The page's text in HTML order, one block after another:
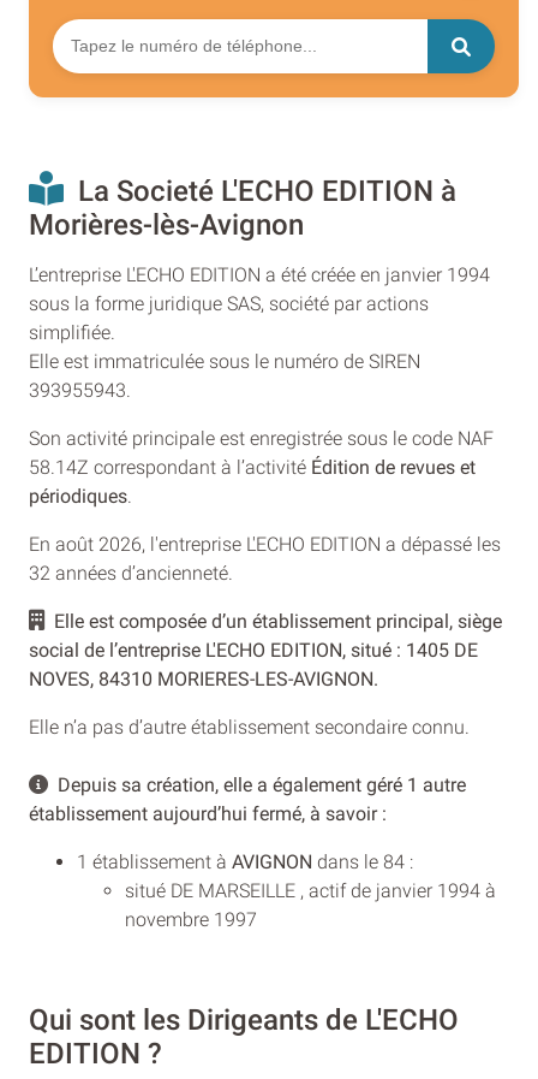
La Societé L'ECHO EDITION à
Morières-lès-Avignon
L’entreprise L'ECHO EDITION a été créée en janvier 1994
sous la forme juridique SAS, société par actions
simplifiée.
Elle est immatriculée sous le numéro de SIREN
393955943.
Son activité principale est enregistrée sous le code NAF
58.14Z correspondant à l’activité Édition de revues et
périodiques
En août 2026, l'entreprise L'ECHO EDITION a dépassé les
32 années d’ancienneté.
Elle est composée d’un établissement principal, siège
social de l’entreprise L'ECHO EDITION, situé : 1405 DE
NOVES, 84310 MORIERES-LES-AVIGNON.
Elle n’a pas d’autre établissement secondaire connu.
Depuis sa création, elle a également géré 1 autre
établissement aujourd’hui fermé, à savoir :
1 établissement à AVIGNON dans le 84 :
situé DE MARSEILLE , actif de janvier 1994 à
novembre 1997
Qui sont les Dirigeants de L'ECHO
EDITION ?